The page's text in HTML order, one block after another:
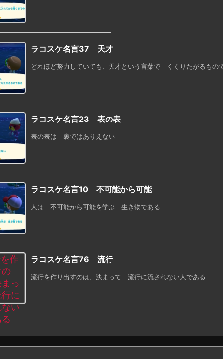
ラコスケ名言37 天才
どれほど努力していても、天才という言葉で くくりたがるもの
ラコスケ名言23 表の表
表の表は 裏ではありえない
ラコスケ名言10 不可能から可能
人は 不可能から可能を学ぶ 生き物である
ラコスケ名言76 流行
流行を作り出すのは、決まって 流行に流されない人である